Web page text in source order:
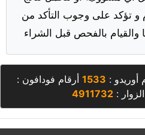
و تؤكد على وجوب التأكد من
أوريدو : 1533 أرقام فودافون :
:
4911732